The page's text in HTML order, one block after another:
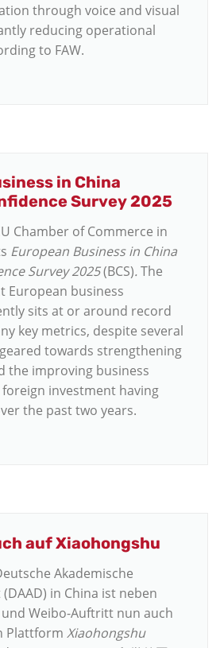
through voice and visual
reducing operational
to FAW.
in China
Survey 2025
Chamber of Commerce in
European Business in China
Survey 2025(BCS).The
European business
sits at or around record
key metrics, despite several
towards strengthening
the improving business
investment having
the past two years.
auf Xiaohongshu
Akademische
in China ist neben
und Weibo-Auftritt nun auch
Plattform Xiaohongshu